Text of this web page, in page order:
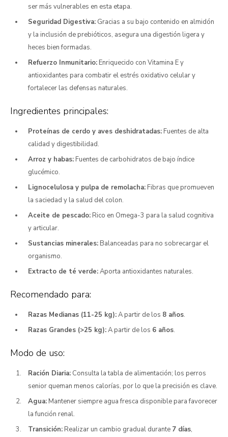
ser más vulnerables en esta etapa.
Seguridad Digestiva: Gracias a su bajo contenido en almidón
y la inclusión de prebióticos, asegura una digestión ligera y
heces bien formadas.
Refuerzo Inmunitario: Enriquecido con Vitamina E y
antioxidantes para combatir el estrés oxidativo celular y
fortalecer las defensas naturales.
Ingredientes principales:
Proteínas de cerdo y aves deshidratadas: Fuentes de alta
calidad y digestibilidad.
Arroz y habas: Fuentes de carbohidratos de bajo índice
glucémico.
Lignocelulosa y pulpa de remolacha: Fibras que promueven
la saciedad y la salud del colon.
Aceite de pescado: Rico en Omega-3 para la salud cognitiva
y articular.
Sustancias minerales: Balanceadas para no sobrecargar el
organismo.
Extracto de té verde:Aporta antioxidantes naturales.
Recomendado para:
Razas Medianas (11-25 kg):A partir de los 8 años.
Razas Grandes (>25 kg):A partir de los 6 años.
Modo de uso:
Ración Diaria: Consulta la tabla de alimentación; los perros
senior queman menos calorías, por lo que la precisión es clave.
Agua: Mantener siempre agua fresca disponible para favorecer
la función renal.
Transición: Realizar un cambio gradual durante 7 días,